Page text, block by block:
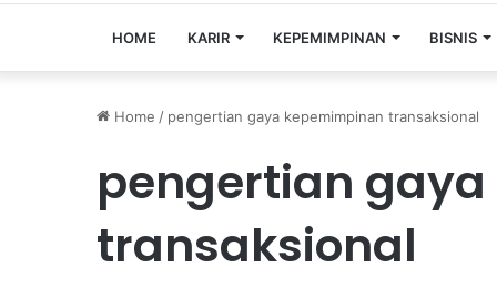
HOME KARIR KEPEMIMPINAN BISNIS
Home / pengertian gaya kepemimpinan transaksional
pengertian
transaksional